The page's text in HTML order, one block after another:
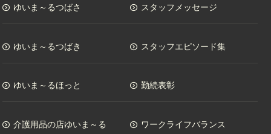
ゆいま～るつばさ
ゆいま～るつばき
ゆいま～るほっと
介護用品の店ゆいま～る
スタッフメッセージ
スタッフエピソード集
勤続表彰
ワークライフバランス